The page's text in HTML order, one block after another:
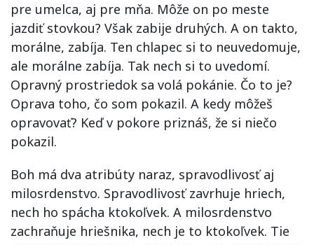
pre umelca, aj pre mňa. Môže on po meste
jazdiť stovkou? Však zabije druhých. A on takto,
morálne, zabíja. Ten chlapec si to neuvedomuje,
ale morálne zabíja. Tak nech si to uvedomí.
Opravný prostriedok sa volá pokánie. Čo to je?
Oprava toho, čo som pokazil. A kedy môžeš
opravovať? Keď v pokore priznáš, že si niečo
pokazil.
Boh má dva atribúty naraz, spravodlivosť aj
milosrdenstvo. Spravodlivosť zavrhuje hriech,
nech ho spácha ktokoľvek. A milosrdenstvo
zachraňuje hriešnika, nech je to ktokoľvek. Tie